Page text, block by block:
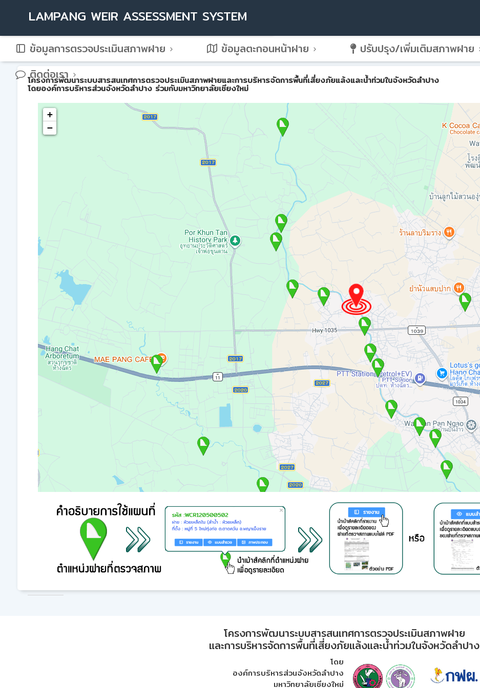
LAMPANG WEIR ASSESSMENT SYSTEM
ข้อมูลการตรวจประเมินสภาพฝาย ข้อมูลตะกอนหน้าฝาย ปรับปรุง/เพิ่มเติมสภาพฝาย
ติดต่อเรา
โครงการพัฒนาระบบสารสนเทศการตรวจประเมินสภาพฝายและการบริหารจัดการพื้นที่เสี่ยงภัยแล้งและน้ำท่วมในจังหวัดลำปาง
โดยองค์การบริหารส่วนจังหวัดลำปาง ร่วมกับมหาวิทยาลัยเชียงใหม่
+
−
โครงการพัฒนาระบบสารสนเทศการตรวจประเมินสภาพฝาย
และการบริหารจัดการพื้นที่เสี่ยงภัยแล้งและน้ำท่วมในจังหวัดลำปาง
โดย
องค์การบริหารส่วนจังหวัดลำปาง
มหาวิทยาลัยเชียงใหม่